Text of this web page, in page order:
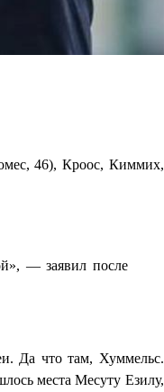
46), Кроос, Киммих,
— заявил после
Да что там, Хуммельс.
места Месуту Езилу,